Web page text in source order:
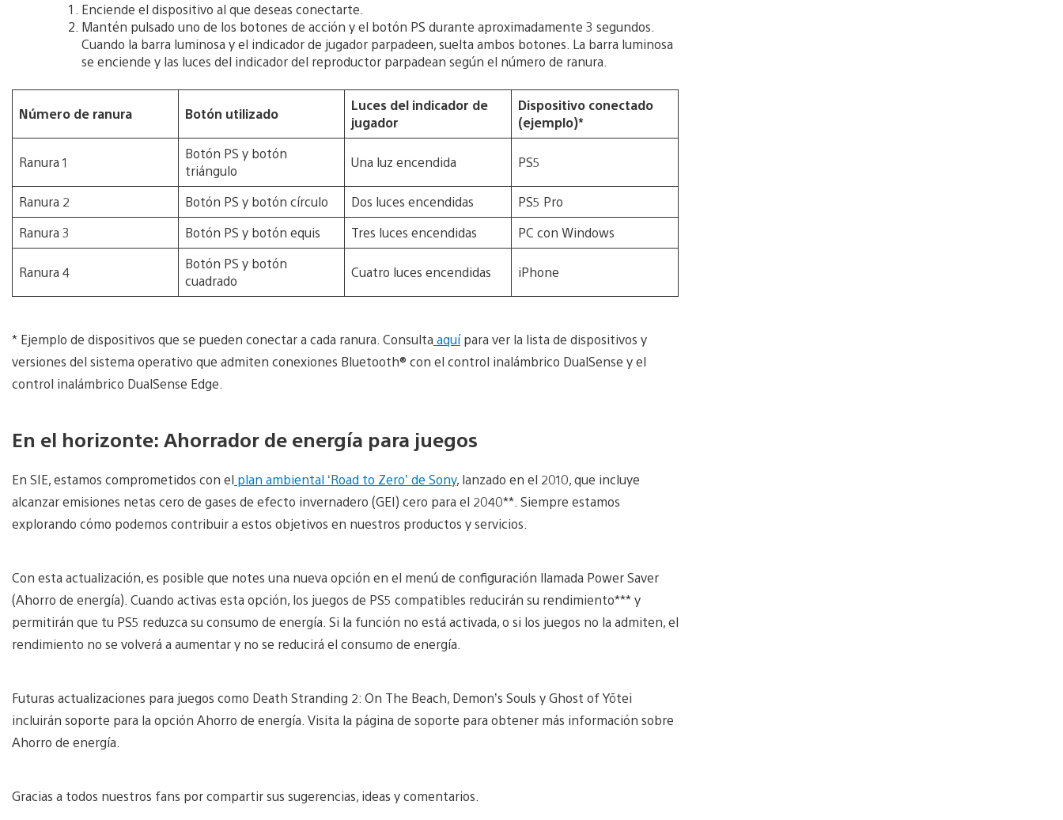
Enciende el dispositivo al que deseas conectarte.
Mantén pulsado uno de los botones de acción y el botón PS durante aproximadamente 3 segundos.
Cuando la barra luminosa y el indicador de jugador parpadeen, suelta ambos botones. La barra luminosa
se enciende y las luces del indicador del reproductor parpadean según el número de ranura.
Número de ranura Botón utilizado
Luces del indicador de
jugador
Dispositivo conectado
(ejemplo)*
Ranura 1
Botón PS y botón
triángulo
Una luz encendida PS5
Ranura 2 Botón PS y botón círculo Dos luces encendidas
PS5 Pro
Ranura 3
Botón PS y botón equis Tres luces encendidas PC con Windows
Ranura 4
Botón PS y botón
cuadrado
Cuatro luces encendidas iPhone
* Ejemplo de dispositivos que se pueden conectar a cada ranura. Consultaaquípara ver la lista de dispositivos y
versiones del sistema operativo que admiten conexiones Bluetooth® con el control inalámbrico DualSense y el
control inalámbrico DualSense Edge.
En el horizonte: Ahorrador de energía para juegos
En SIE, estamos comprometidos con el plan ambiental ‘Road to Zero’ de Sony, lanzado en el 2010, que incluye
alcanzar emisiones netas cero de gases de efecto invernadero (GEI) cero para el 2040**. Siempre estamos
explorando cómo podemos contribuir a estos objetivos en nuestros productos y servicios.
Con esta actualización, es posible que notes una nueva opción en el menú de configuración llamada Power Saver
(Ahorro de energía). Cuando activas esta opción, los juegos de PS5 compatibles reducirán su rendimiento*** y
permitirán que tu PS5 reduzca su consumo de energía. Si la función no está activada, o si los juegos no la admiten, el
rendimiento no se volverá a aumentar y no se reducirá el consumo de energía.
Futuras actualizaciones para juegos como Death Stranding 2: On The Beach, Demon’s Souls y Ghost of Yōtei
incluirán soporte para la opción Ahorro de energía. Visita la página de soporte para obtener más información sobre
Ahorro de energía.
Gracias a todos nuestros fans por compartir sus sugerencias, ideas y comentarios.